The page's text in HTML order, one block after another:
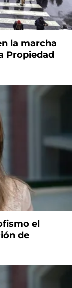
la marcha
Propiedad
el
de